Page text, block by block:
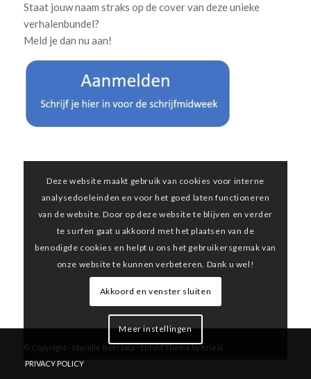
Staat jouw naam straks op de cover van deze unieke
verhalenbundel?
Meld je dan nu aan!
© Copyright - Marelle Boersma - Enfold Theme by Kriesi
PRIVACY POLICY
Deze website maakt gebruik van cookies voor interne
analysedoeleinden en voor het goed laten functioneren
van de website. Door op deze website te blijven en verder
te surfen gaat u akkoord met het plaatsen van de
benodigde cookies en helpt u ons het gebruikersgemak van
onze website te kunnen verbeteren. Dank u wel!
Akkoord en venster sluiten
Meer instellingen